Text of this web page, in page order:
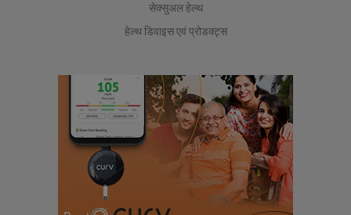
सेक्सुअल हेल्थ
हेल्थ डिवाइस एवं प्रोडक्ट्स